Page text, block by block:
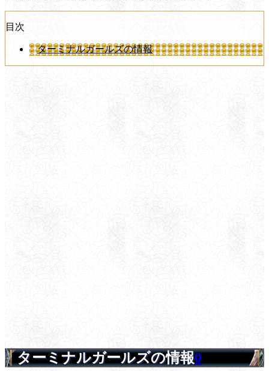
目次
ターミナルガールズの情報
ターミナルガールズの情報0